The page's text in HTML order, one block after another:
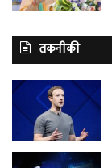
तकनीकी